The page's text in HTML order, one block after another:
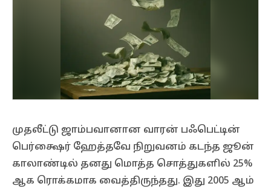
முதலீட்டு ஜாம்பவானான வாரன் பஃபெட்டின்
பெர்க்ஷைர் ஹேத்தவே நிறுவனம் கடந்த ஜூன்
காலாண்டில் தனது மொத்த சொத்துகளில் 25%
ஆக ரொக்கமாக வைத்திருந்தது. இது 2005 ஆம்